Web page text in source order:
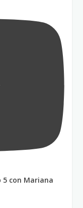
5 con Mariana